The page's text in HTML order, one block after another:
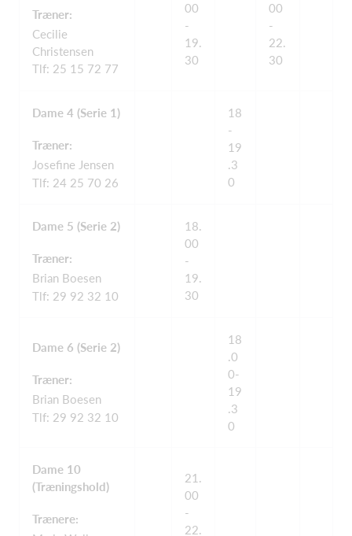
Træner:
Cecilie
Christensen
Tlf: 25 15 72 77
00
-
19.
30
00
-
22.
30
Dame 4 (Serie 1)
Træner:
Josefine Jensen
Tlf: 24 25 70 26
18
-
19
.3
0
Dame 5 (Serie 2)
Træner:
Brian Boesen
Tlf: 29 92 32 10
18.
00
-
19.
30
Dame 6 (Serie 2)
Træner:
Brian Boesen
Tlf: 29 92 32 10
18
.0
0-
19
.3
0
Dame 10
(Træningshold)
Trænere:
21.
00
-
22.